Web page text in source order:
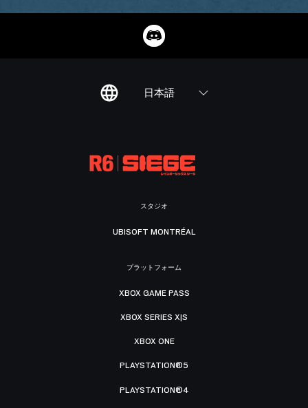
日本語
スタジオ
UBISOFT MONTRÉAL
プラットフォーム
XBOX GAME PASS
XBOX SERIES X|S
XBOX ONE
PLAYSTATION®5
PLAYSTATION®4